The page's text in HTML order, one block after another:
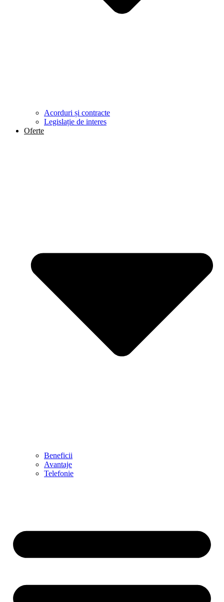
Acorduri și contracte
Legislație de interes
Oferte
Beneficii
Avantaje
Telefonie